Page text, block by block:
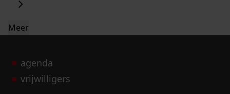
Meer
agenda
vrijwilligers